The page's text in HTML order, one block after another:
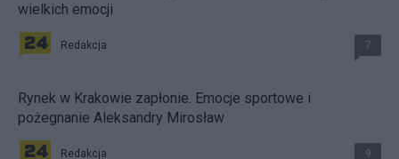
wielkich emocji
Redakcja 7
Rynek w Krakowie zapłonie. Emocje sportowe i
pożegnanie Aleksandry Mirosław
Redakcja 9